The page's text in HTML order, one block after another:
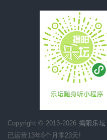
Copyright © 2013-2026 揭阳乐坛
已运营13年6个月零23天!